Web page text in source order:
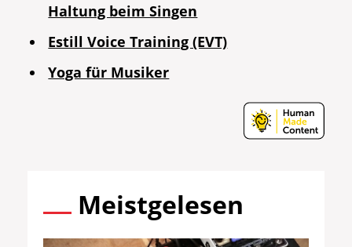
Haltung beim Singen
Estill Voice Training (EVT)
Yoga für Musiker
Meistgelesen